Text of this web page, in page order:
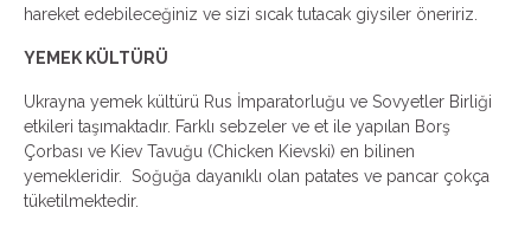
hareket edebileceğiniz ve sizi sıcak tutacak giysiler öneririz.
YEMEK KÜLTÜRÜ
Ukrayna yemek kültürü Rus İmparatorluğu ve Sovyetler Birliği
etkileri taşımaktadır. Farklı sebzeler ve et ile yapılan Borş
Çorbası ve Kiev Tavuğu (Chicken Kievski) en bilinen
yemekleridir. Soğuğa dayanıklı olan patates ve pancar çokça
tüketilmektedir.